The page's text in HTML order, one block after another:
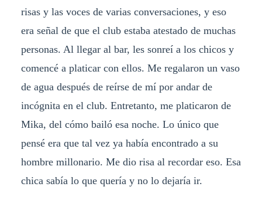
risas y las voces de varias conversaciones, y eso
era señal de que el club estaba atestado de muchas
personas. Al llegar al bar, les sonreí a los chicos y
comencé a platicar con ellos. Me regalaron un vaso
de agua después de reírse de mí por andar de
incógnita en el club. Entretanto, me platicaron de
Mika, del cómo bailó esa noche. Lo único que
pensé era que tal vez ya había encontrado a su
hombre millonario. Me dio risa al recordar eso. Esa
chica sabía lo que quería y no lo dejaría ir.